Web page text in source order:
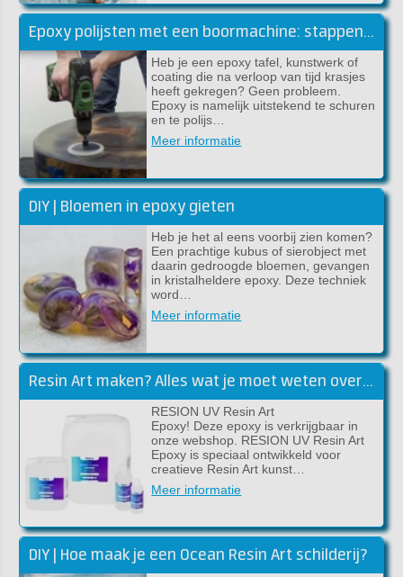
Epoxy polijsten met een boormachine: stappenplan voor een perfect glanzend resultaat
Heb je een epoxy tafel, kunstwerk of
coating die na verloop van tijd krasjes
heeft gekregen? Geen probleem.
Epoxy is namelijk uitstekend te schuren
en te polijs…
Meer informatie
DIY | Bloemen in epoxy gieten
Heb je het al eens voorbij zien komen?
Een prachtige kubus of sierobject met
daarin gedroogde bloemen, gevangen
in kristalheldere epoxy. Deze techniek
word…
Meer informatie
Resin Art maken? Alles wat je moet weten over RESION UV Resin Art Epoxy
RESION UV Resin Art
Epoxy! Deze epoxy is verkrijgbaar in
onze webshop. RESION UV Resin Art
Epoxy is speciaal ontwikkeld voor
creatieve Resin Art kunst…
Meer informatie
DIY | Hoe maak je een Ocean Resin Art schilderij?